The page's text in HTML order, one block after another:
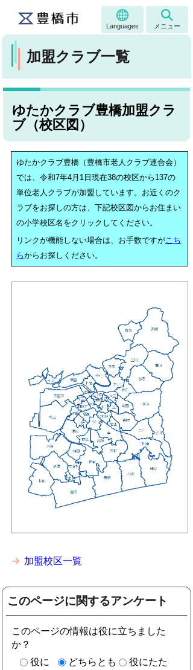
Languages メニュー
加盟クラブ一覧
ゆたかクラブ豊橋加盟クラ
ブ（校区図）
ゆたかクラブ豊橋（豊橋市老人クラブ連合会）
では、令和7年4月1日現在38の校区から137の
単位老人クラブが加盟しています。お近くのク
ラブをお探しの方は、下記校区図からお住まい
の小学校区名をクリックしてください。
リンクが機能しない場合は、お手数ですがこち
らからお探しください。
加盟校区一覧
このページに関するアンケート
このページの情報は役に立ちました
か？
役に
どちらとも
役にたた